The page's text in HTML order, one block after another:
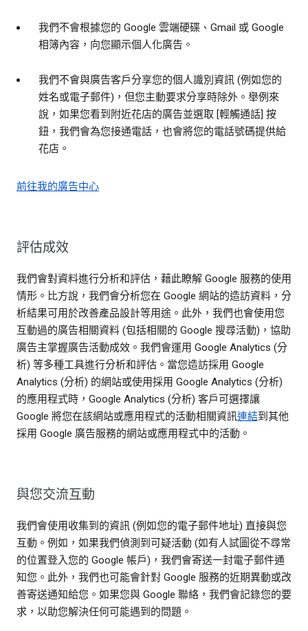
我們不會根據您的 Google 雲端硬碟、Gmail 或 Google
相簿內容，向您顯示個人化廣告。
我們不會與廣告客戶分享您的個人識別資訊 (例如您的
姓名或電子郵件)，但您主動要求分享時除外。舉例來
說，如果您看到附近花店的廣告並選取 [輕觸通話] 按
鈕，我們會為您接通電話，也會將您的電話號碼提供給
花店。
前往我的廣告中心
評估成效
我們會對資料進行分析和評估，藉此瞭解 Google 服務的使用
情形。比方說，我們會分析您在 Google 網站的造訪資料，分
析結果可用於改善產品設計等用途。此外，我們也會使用您
互動過的廣告相關資料 (包括相關的 Google 搜尋活動)，協助
廣告主掌握廣告活動成效。我們會運用 Google Analytics (分
析) 等多種工具進行分析和評估。當您造訪採用 Google
Analytics (分析) 的網站或使用採用 Google Analytics (分析)
的應用程式時，Google Analytics (分析) 客戶可選擇讓
Google 將您在該網站或應用程式的活動相關資訊連結到其他
採用 Google 廣告服務的網站或應用程式中的活動。
與您交流互動
我們會使用收集到的資訊 (例如您的電子郵件地址) 直接與您
互動。例如，如果我們偵測到可疑活動 (如有人試圖從不尋常
的位置登入您的 Google 帳戶)，我們會寄送一封電子郵件通
知您。此外，我們也可能會針對 Google 服務的近期異動或改
善寄送通知給您。如果您與 Google 聯絡，我們會記錄您的要
求，以助您解決任何可能遇到的問題。